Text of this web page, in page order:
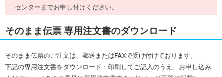
センターまでお申し付けください。
そのまま伝票 専用注文書のダウンロード
そのまま伝票のご注文は、郵送またはFAXで受け付けております。
下記の専用注文書をダウンロード・印刷してご記入のうえ、お申し込み